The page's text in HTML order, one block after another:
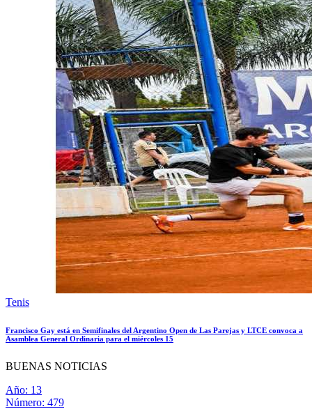
Tenis
Francisco Gay está en Semifinales del Argentino Open de Las Parejas y LTCE convoca a
Asamblea General Ordinaria para el miércoles 15
BUENAS NOTICIAS
Año: 13
Número: 479